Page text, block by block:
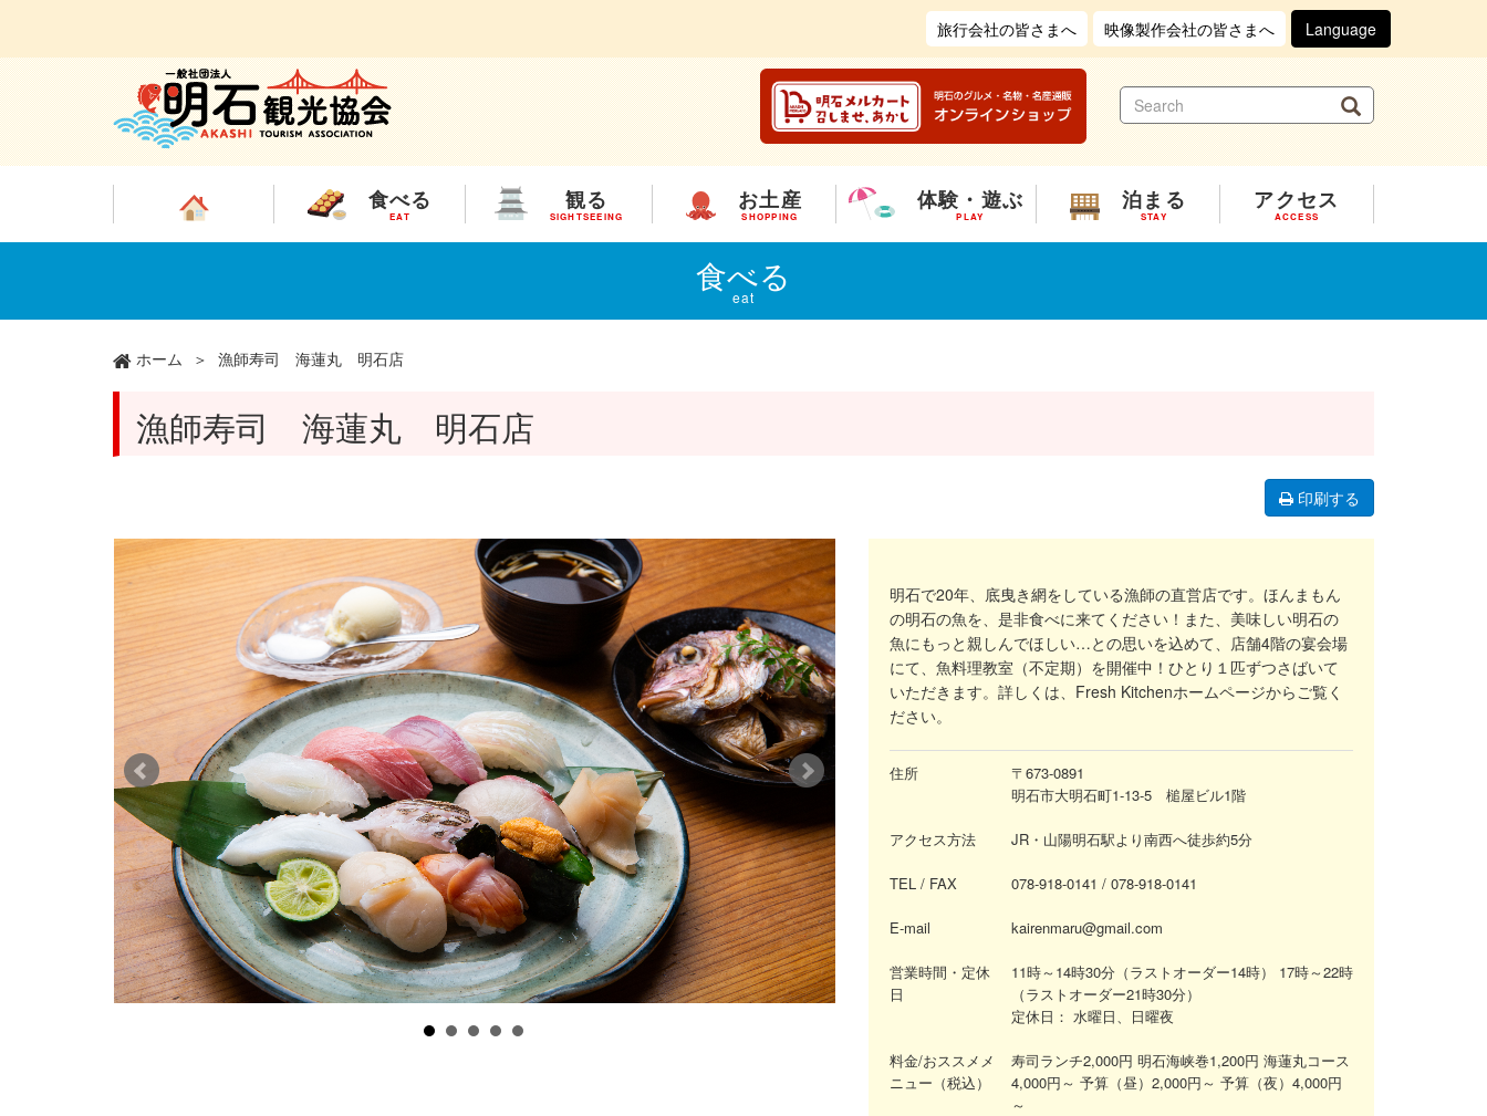
コ
旅行会社の皆さまへ 映像製作会社の皆さまへ Language
S
e
a
r
c
h
Search
食べる
EAT
観る
SIGHTSEEING
お土産
SHOPPING
体験・遊ぶ
PLAY
泊まる
STAY
アクセス
ACCESS
食べる
eat
ホーム 漁師寿司 海蓮丸 明石店
漁師寿司 海蓮丸 明石店
印刷する
明石で20年、底曳き網をしている漁師の直営店です。ほんまもん
の明石の魚を、是非食べに来てください！また、美味しい明石の
魚にもっと親しんでほしい…との思いを込めて、店舗4階の宴会場
にて、魚料理教室（不定期）を開催中！ひとり１匹ずつさばいて
いただきます。詳しくは、Fresh Kitchenホームページからご覧く
ださい。
住所
〒673-0891
明石市大明石町1-13-5 槌屋ビル1階
アクセス方法 JR・山陽明石駅より南西へ徒歩約5分
TEL / FAX 078-918-0141 / 078-918-0141
E-mail kairenmaru@gmail.com
営業時間・定休
日
11時～14時30分（ラストオーダー14時）
17時～22時
（ラストオーダー21時30分）
定休日： 水曜日、日曜夜
料金/おススメメ
ニュー（税込）
寿司ランチ2,000円 明石海峡巻1,200円 海蓮丸コース
4,000円～ 予算（昼）2,000円～ 予算（夜）4,000円
～